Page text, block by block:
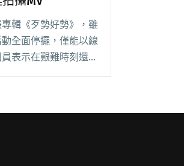
輯《歹勢好勢》，雖
全面停擺，僅能以線
表示在艱難時刻還能
即使無法與樂迷見面